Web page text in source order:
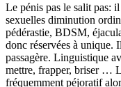
Le pénis pas le salit pas:
sexuelles diminution
pédérastie, BDSM,
donc réservées à unique.
passagère. Linguistique
mettre, frapper, briser …
fréquemment péjoratif